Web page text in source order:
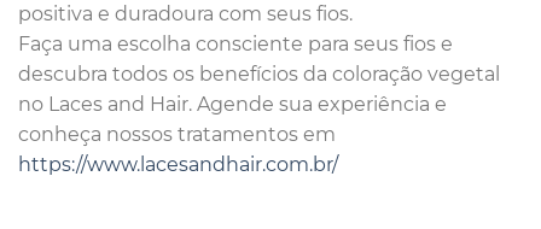
positiva e duradoura com seus fios.
Faça uma escolha consciente para seus fios e
descubra todos os benefícios da coloração vegetal
no Laces and Hair. Agende sua experiência e
conheça nossos tratamentos em
https://www.lacesandhair.com.br/